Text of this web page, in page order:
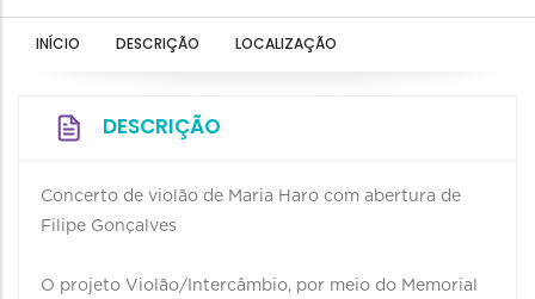
INÍCIO DESCRIÇÃO LOCALIZAÇÃO
DESCRIÇÃO
Concerto de violão de Maria Haro com abertura de
Filipe Gonçalves
O projeto Violão/Intercâmbio, por meio do Memorial